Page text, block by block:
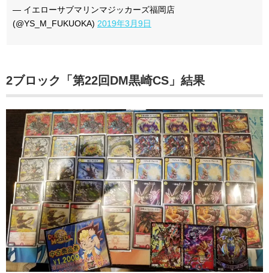
— イエローサブマリンマジッカーズ福岡店
(@YS_M_FUKUOKA) 2019年3月9日
2ブロック「第22回DM黒崎CS」結果